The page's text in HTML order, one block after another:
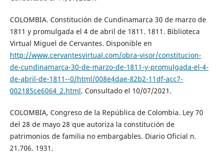
COLOMBIA. Constitución de Cundinamarca 30 de marzo de
1811 y promulgada el 4 de abril de 1811. 1811. Biblioteca
Virtual Miguel de Cervantes. Disponible en
http://www.cervantesvirtual.com/obra-visor/constitucion-
de-cundinamarca-30-de-marzo-de-1811-y-promulgada-el-4-
de-abril-de-1811--0/html/008e4dae-82b2-11df-acc7-
002185ce6064_2.html. Consultado el 10/07/2021.
COLOMBIA, Congreso de la República de Colombia. Ley 70
del 28 de mayo 28 que autoriza la constitución de
patrimonios de familia no embargables. Diario Oficial n.
21.706. 1931.